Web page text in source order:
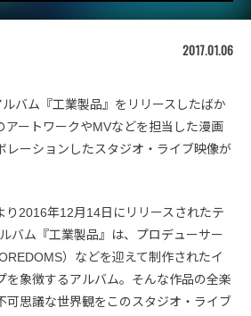
2017.01.06
バム『工業製品』をリリースしたばか
アートワークやMVなどを担当した漫画
レーションしたスタジオ・ライブ映像が
り2016年12月14日にリリースされたテ
バム『工業製品』は、プロデューサー
）などを迎えて制作されたイ
を象徴するアルバム。そんな作品の全楽
可思議な世界観をこのスタジオ・ライブ